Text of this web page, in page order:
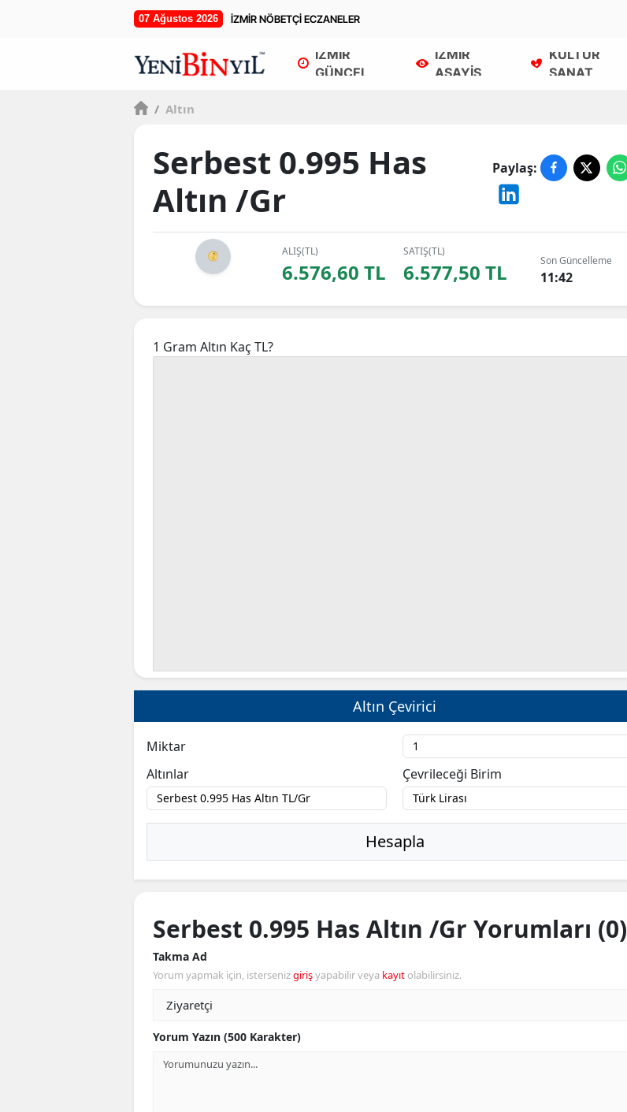
07 Ağustos 2026 İZMİR NÖBETÇİ ECZANELER
İZMİR
GÜNCEL
İZMİR
ASAYİŞ
KÜLTÜR
SANAT
/ Altın
Serbest 0.995 Has
Altın /Gr
Paylaş:
ALIŞ(TL)
6.576,60 TL
SATIŞ(TL)
6.577,50 TL Son Güncelleme
11:42
1 Gram Altın Kaç TL?
Altın Çevirici
Miktar
Altınlar
Çevrileceği Birim
Hesapla
Serbest 0.995 Has Altın /Gr Yorumları (0)
Takma Ad
Yorum yapmak için, istersenizgirişyapabilir veya kayıt olabilirsiniz.
Yorum Yazın (500 Karakter)